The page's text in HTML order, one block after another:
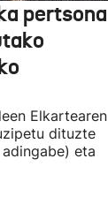
pertsona
Elkartearen
dituzte
eta